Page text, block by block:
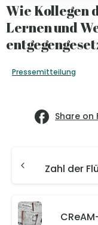
Wie Kollegen
Lernen und
Pressemitteilung
Share on